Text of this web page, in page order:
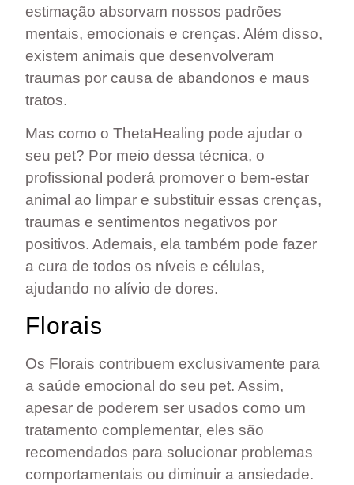
estimação absorvam nossos padrões
mentais, emocionais e crenças. Além disso,
existem animais que desenvolveram
traumas por causa de abandonos e maus
tratos.
Mas como o ThetaHealing pode ajudar o
seu pet? Por meio dessa técnica, o
profissional poderá promover o bem-estar
animal ao limpar e substituir essas crenças,
traumas e sentimentos negativos por
positivos. Ademais, ela também pode fazer
a cura de todos os níveis e células,
ajudando no alívio de dores.
Florais
Os Florais contribuem exclusivamente para
a saúde emocional do seu pet. Assim,
apesar de poderem ser usados como um
tratamento complementar, eles são
recomendados para solucionar problemas
comportamentais ou diminuir a ansiedade.